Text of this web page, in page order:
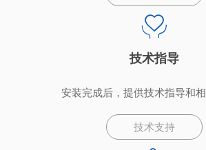
技术指导
安装完成后，提供技术指导和相
技术支持